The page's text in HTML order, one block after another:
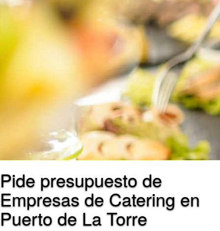
Pide presupuesto de
Empresas de Catering en
Puerto de La Torre